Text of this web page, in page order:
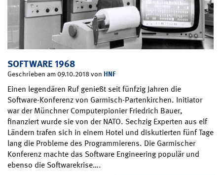
SOFTWARE 1968
Geschrieben am 09.10.2018 von HNF
Einen legendären Ruf genießt seit fünfzig Jahren die
Software-Konferenz von Garmisch-Partenkirchen. Initiator
war der Münchner Computerpionier Friedrich Bauer,
finanziert wurde sie von der NATO. Sechzig Experten aus elf
Ländern trafen sich in einem Hotel und diskutierten fünf Tage
lang die Probleme des Programmierens. Die Garmischer
Konferenz machte das Software Engineering populär und
ebenso die Softwarekrise….